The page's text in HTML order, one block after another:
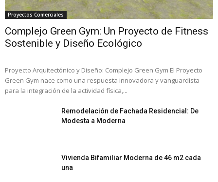
Proyectos Comerciales
Complejo Green Gym: Un Proyecto de Fitness
Sostenible y Diseño Ecológico
Proyecto Arquitectónico y Diseño: Complejo Green Gym El Proyecto
Green Gym nace como una respuesta innovadora y vanguardista
para la integración de la actividad física,...
Remodelación de Fachada Residencial: De
Modesta a Moderna
Vivienda Bifamiliar Moderna de 46 m2 cada
una